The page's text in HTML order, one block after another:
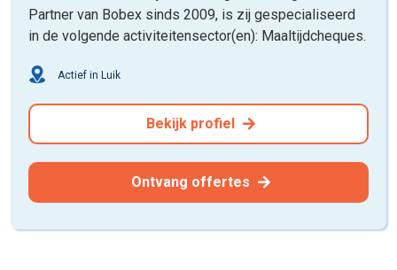
Partner van Bobex sinds 2009, is zij gespecialiseerd
in de volgende activiteitensector(en): Maaltijdcheques.
Actief in Luik
Bekijk profiel
Ontvang offertes